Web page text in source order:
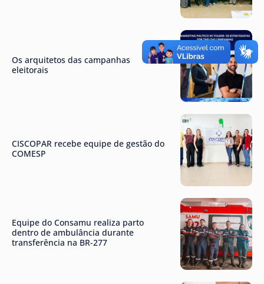
Os arquitetos das campanhas
eleitorais
CISCOPAR recebe equipe de gestão do
COMESP
Equipe do Consamu realiza parto
dentro de ambulância durante
transferência na BR-277